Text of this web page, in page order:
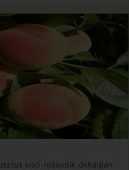
első-második dekádján.